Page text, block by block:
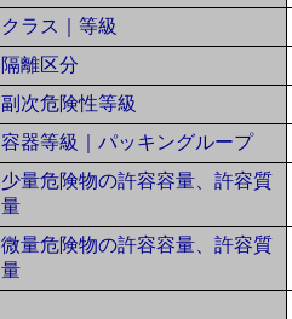
クラス｜等級
隔離区分
副次危険性等級
容器等級｜パッキングループ
少量危険物の許容容量、許容質
量
微量危険物の許容容量、許容質
量